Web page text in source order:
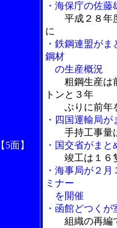
【5面】
・海保庁の佐
平成２８年
に
・鉄鋼連盟が
鋼材
の生産概況
粗鋼生産は
トンと３年
ぶりに前年
・四国運輸局
手持工事量
・国交省がま
竣工は１６
・海事局が２
ミナー
を開催
・函館どつく
組織の再編